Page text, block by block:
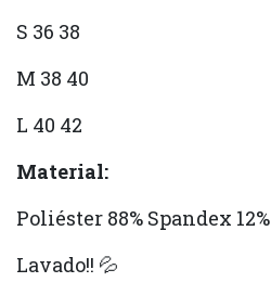
S 36 38
M 38 40
L 40 42
Material:
Poliéster 88% Spandex 12%
Lavado!! 💦